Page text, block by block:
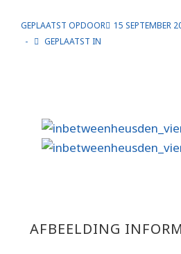
GEPLAATST OPDOOR 15 SEPTEMBER
GEPLAATST IN
AFBEELDING